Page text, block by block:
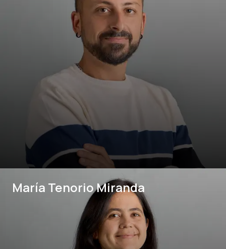
María Tenorio Miranda